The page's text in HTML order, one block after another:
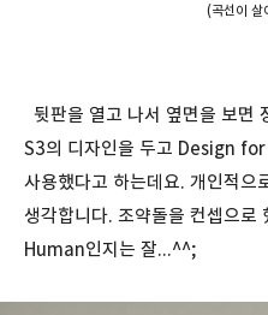
(곡선이 살
뒷판을 열고 나서 옆면을 보면
S3의 디자인을 두고 Design
사용했다고 하는데요. 개인적으
생각합니다. 조약돌을 컨셉으로
Human인지는 잘...^^;